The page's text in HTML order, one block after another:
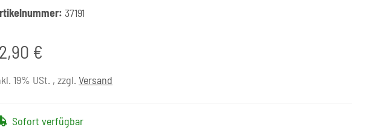
37191
€
19% USt. , zzgl. Versand
Sofort verfügbar